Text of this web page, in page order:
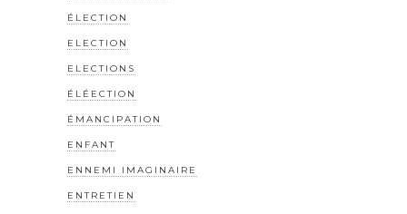
ÉLECTION
ELECTION
ELECTIONS
ÉLÉECTION
ÉMANCIPATION
ENFANT
ENNEMI IMAGINAIRE
ENTRETIEN